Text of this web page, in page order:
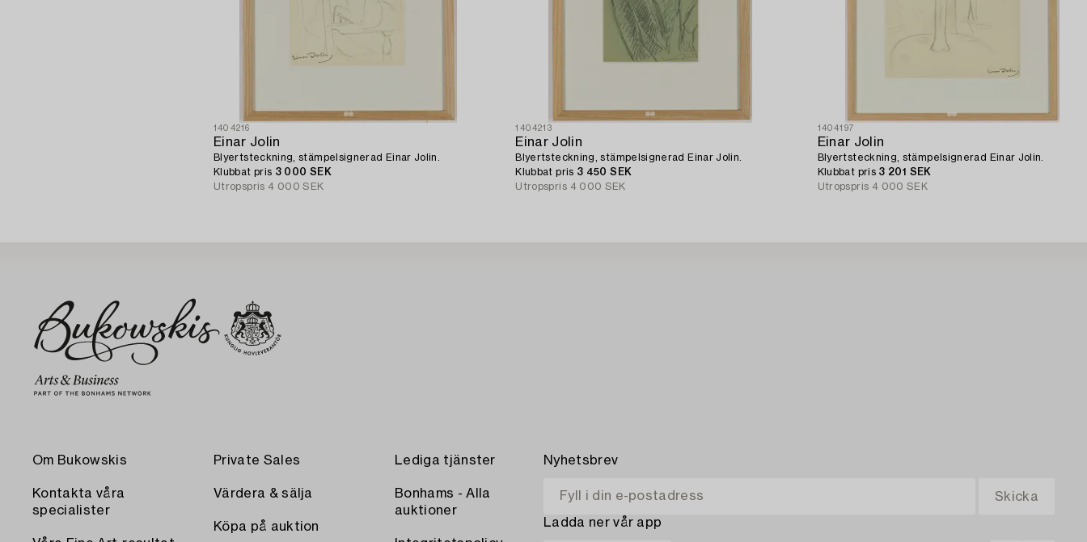
1404216
Einar Jolin
Blyertsteckning, stämpelsignerad Einar Jolin.
Klubbat pris 3 000 SEK
Utropspris 4 000 SEK
1404213
Einar Jolin
Blyertsteckning, stämpelsignerad Einar Jolin.
Klubbat pris 3 450 SEK
Utropspris 4 000 SEK
1404197
Einar Jolin
Blyertsteckning, stämpelsignerad Einar Jolin.
Klubbat pris 3 201 SEK
Utropspris 4 000 SEK
Om Bukowskis
Kontakta våra
specialister
Private Sales
Värdera & sälja
Köpa på auktion
Lediga tjänster
Bonhams - Alla
auktioner
Nyhetsbrev
Ladda ner vår app